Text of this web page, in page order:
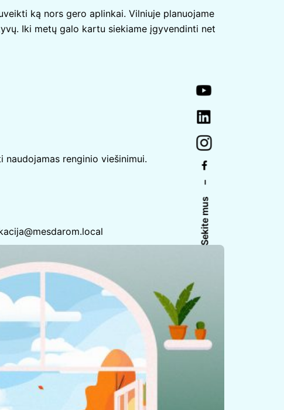
Sekite mus
–
ką nors gero aplinkai. Vilniuje planuojame
Iki metų galo kartu siekiame įgyvendinti net
renginio viešinimui.